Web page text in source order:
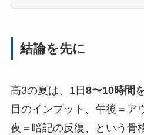
結論を先に
高3の夏は、1日 8〜10時間
目のインプット、午後＝ア
夜＝暗記の反復、という骨